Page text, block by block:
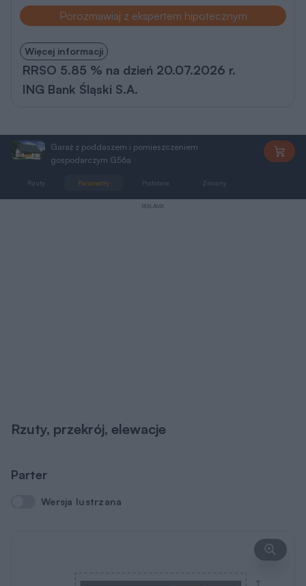
Porozmawiaj z ekspertem hipotecznym
Więcej informacji
RRSO 5.85 % na dzień 20.07.2026 r.
ING Bank Śląski S.A.
Garaż z poddaszem i pomieszczeniem
gospodarczym G56a
Rzuty Parametry Podobne Zmiany
REKLAMA
Rzuty, przekrój, elewacje
Parter
Wersja lustrzana
Wersja lustrzana